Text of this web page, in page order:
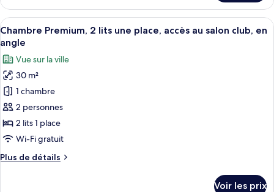
lits
une
place,
accès
au
salon
club
le
type
de
chambre
Chambre
Premium,
2
lits
une
place,
au
salon
Afficher
toutes
les
photos
pour
ce
type
de
chambre :
Premium,
Une chambre d’hôtel avec un lit,
13
Chambre Premium, 2 lits une place, accès au salon club, en
angle
Vue sur la ville
30 m²
1 chambre
2 personnes
2 lits 1 place
Wi-Fi gratuit
Plus de détails
Plus
Voir les prix